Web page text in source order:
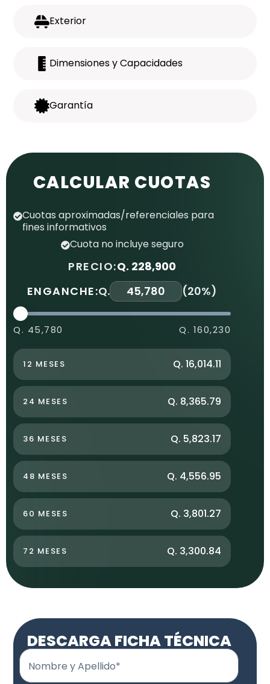
Exterior
Dimensiones y Capacidades
Garantía
CALCULAR CUOTAS
Cuotas aproximadas/referenciales para
fines informativos
Cuota no incluye seguro
PRECIO:Q. 228,900
ENGANCHE:Q. (20%)
Q. 45,780 Q. 160,230
12 MESES Q. 16,014.11
24 MESES Q. 8,365.79
36 MESES Q. 5,823.17
48 MESES Q. 4,556.95
60 MESES Q. 3,801.27
72 MESES Q. 3,300.84
DESCARGA FICHA TÉCNICA
Nombre y Apellido*